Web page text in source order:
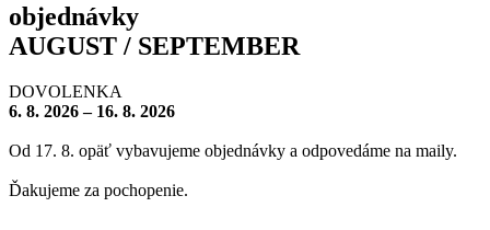
objednávky
AUGUST / SEPTEMBER
DOVOLENKA
6. 8. 2026 – 16. 8. 2026
Od 17. 8. opäť vybavujeme objednávky a odpovedáme na maily.
Ďakujeme za pochopenie.